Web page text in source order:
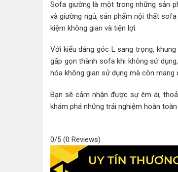
Sofa giường là một trong những sản
và giường ngủ, sản phẩm nội thất
kiệm không gian và tiện lợi.
Với kiểu dáng góc L sang trọng,
gấp gọn thành sofa khi không sử
hóa không gian sử dụng mà còn
Bạn sẽ cảm nhận được sự êm ái,
khám phá những trải nghiệm hoàn
0/5 (0 Reviews)